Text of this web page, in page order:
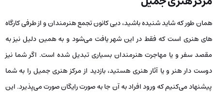
همان طور که شاید شنیده باشید، دبی کانون تجمع هنرمندان و از طرفی کارگاه
های هنری است که فقط در این شهر یافت می‌شود و به همین دلیل نیز به
مقصد سفر و یا مهاجرت هنرمندان بسیاری تبدیل شده است. اگر شما نیز
دوست دار هنر و یا آثار هنری هستید، بازدید از مرکز هنری جمیل را به شما
پیشنهاد می‌کنیم که ورود افراد به آن جا به صورت رایگان صورت می‌پذیرد. این